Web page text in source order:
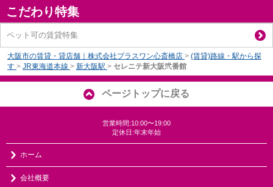
こだわり特集
ペット可の賃貸特集
大阪市の賃貸・貸店舗｜株式会社プラスワン心斎橋店 > (賃貸)路線・駅から探
す > JR東海道本線 > 新大阪駅 > セレニテ新大阪弐番館
ページトップに戻る
営業時間:10:00〜19:00
定休日:年末年始
ホーム
会社概要